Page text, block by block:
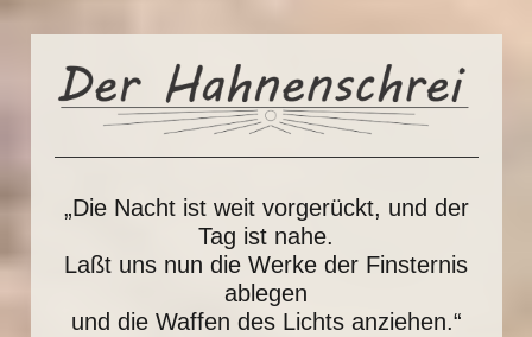
„Die Nacht ist weit vorgerückt, und der
Tag ist nahe.
Laßt uns nun die Werke der Finsternis
ablegen
und die Waffen des Lichts anziehen.“